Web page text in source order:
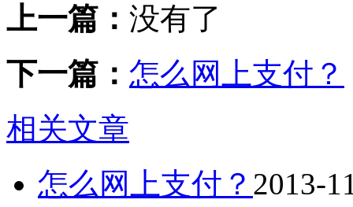
上一篇： 没有了
下一篇： 怎么网上支付？
相关文章
怎么网上支付？ 2013-